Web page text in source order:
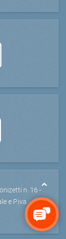
n. 16 -
e P.iva